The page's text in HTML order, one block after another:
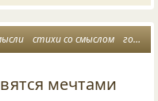
стихи со смыслом годы
мечтами